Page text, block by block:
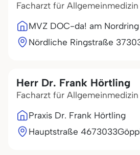
Facharzt für Allgemeinmedizin
MVZ DOC-da! am Nordring
Nördliche Ringstraße 3
Herr Dr. Frank Hörtling
Facharzt für Allgemeinmedizin
Praxis Dr. Frank Hörtling
Hauptstraße 4673033